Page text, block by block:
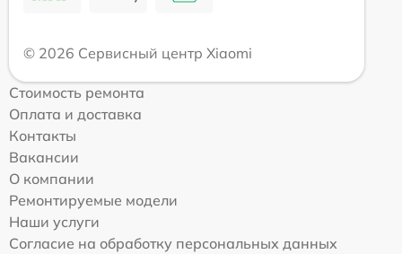
© 2026 Сервисный центр Xiaomi
Стоимость ремонта
Оплата и доставка
Контакты
Вакансии
О компании
Ремонтируемые модели
Наши услуги
Согласие на обработку персональных данных